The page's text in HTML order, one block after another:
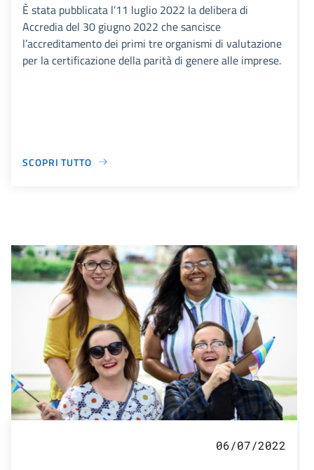
È stata pubblicata l’11 luglio 2022 la delibera di
Accredia del 30 giugno 2022 che sancisce
l’accreditamento dei primi tre organismi di valutazione
per la certificazione della parità di genere alle imprese.
SCOPRI TUTTO
06/07/2022